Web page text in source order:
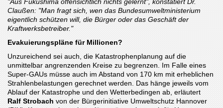
"Aus Fukushima offensichtlich nichts gelernt", konstatiert Dr.
Claußen: "Man fragt sich, wen das Bundesumweltministerium
eigentlich schützen will, die Bürger oder das Geschäft der
Kraftwerks­betreiber."
Evakuierungspläne für Millionen?
Unzureichend sei auch, die Katastrophenplanung auf die
unmittelbar angrenzenden Kreise zu begrenzen. Im Falle eines
Super-GAUs müsse auch im Abstand von 170 km mit erheblichen
Strahlenbelastungen gerechnet werden. Das hänge jeweils vom
Ablauf der Katastrophe und den Wetterbedingen ab, erläutert
Ralf Strobach von der Bürgerinitiative Umweltschutz Hannover